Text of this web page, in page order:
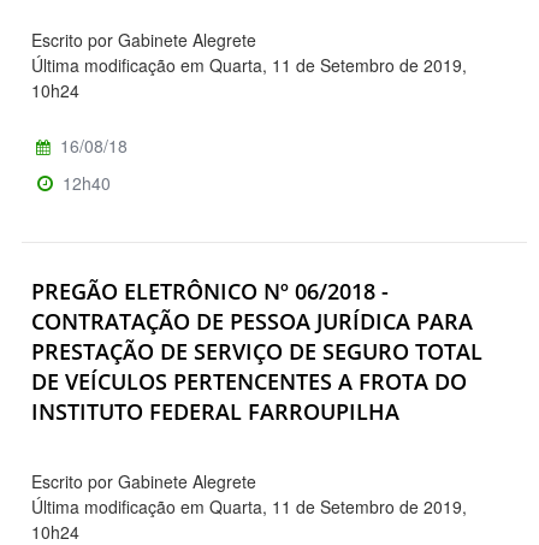
Escrito por Gabinete Alegrete
Última modificação em Quarta, 11 de Setembro de 2019,
10h24
16/08/18
12h40
PREGÃO ELETRÔNICO Nº 06/2018 -
CONTRATAÇÃO DE PESSOA JURÍDICA PARA
PRESTAÇÃO DE SERVIÇO DE SEGURO TOTAL
DE VEÍCULOS PERTENCENTES A FROTA DO
INSTITUTO FEDERAL FARROUPILHA
Escrito por Gabinete Alegrete
Última modificação em Quarta, 11 de Setembro de 2019,
10h24